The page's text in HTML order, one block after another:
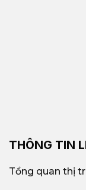
THÔNG TIN
Tổng quan thị